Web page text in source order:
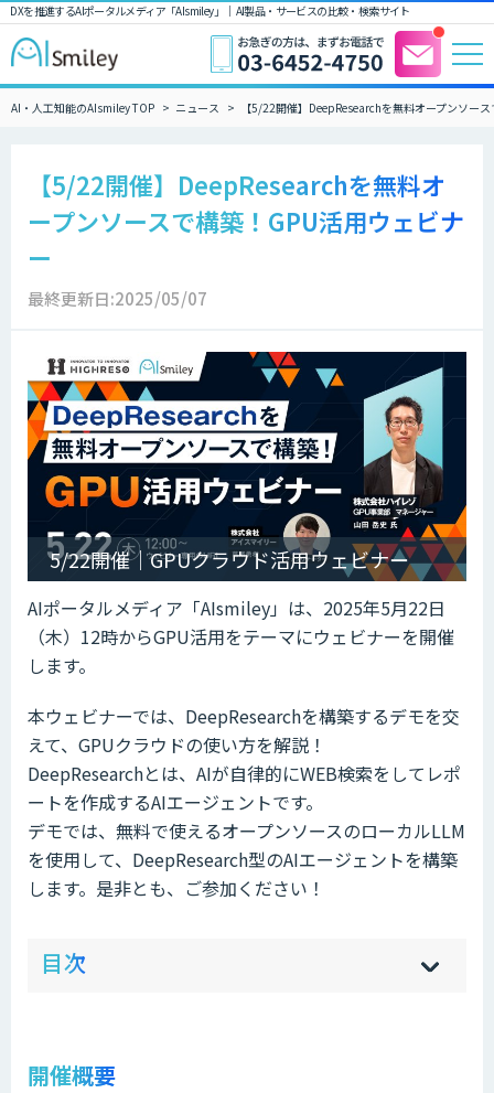
DXを推進するAIポータルメディア「AIsmiley」｜ AI製品・サービスの比較・検索サイト
AI・人工知能のAIsmiley TOP ニュース 【5/22開催】DeepResearchを無料オープンソー
【5/22開催】DeepResearchを無料オ
ープンソースで構築！GPU活用ウェビナ
ー​​
最終更新日:2025/05/07
5/22開催｜GPUクラウド活用ウェビナー
AIポータルメディア「AIsmiley」は、2025年5月22日
（木）12時からGPU活用をテーマにウェビナーを開催
します。
本ウェビナーでは、DeepResearchを構築するデモを交
えて、GPUクラウドの使い方を解説！
​DeepResearchとは、AIが自律的にWEB検索をしてレポ
ートを作成するAIエージェントです。
​デモでは、無料で使えるオープンソースのローカルLLM
を使用して、DeepResearch型のAIエージェントを構築
します。​​是非とも、ご参加ください！
目次 hi
]
sh
]
開催概要